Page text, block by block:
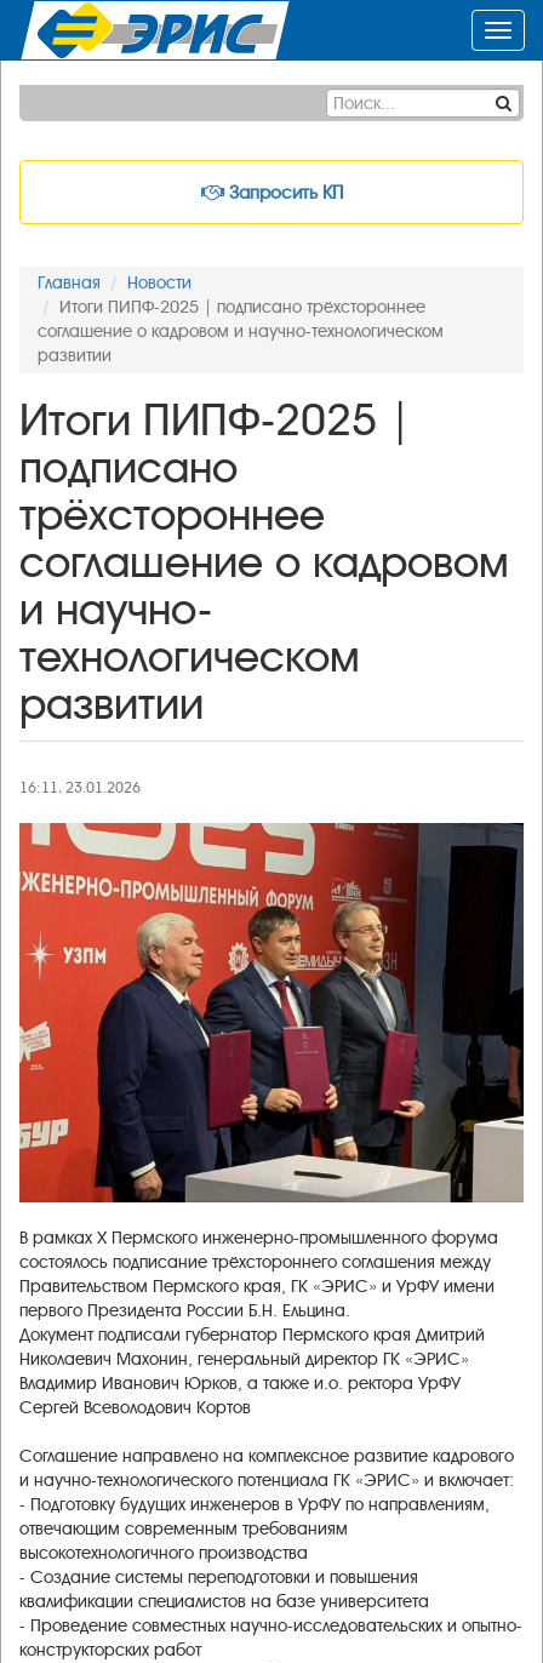
Запросить КП
Главная
Новости
Итоги ПИПФ-2025 | подписано трёхстороннее
соглашение о кадровом и научно-технологическом
развитии
Итоги ПИПФ-2025 |
подписано
трёхстороннее
соглашение о кадровом
и научно-
технологическом
развитии
16:11, 23.01.2026
В рамках X Пермского инженерно-промышленного форума
состоялось подписание трёхстороннего соглашения между
Правительством Пермского края, ГК «ЭРИС» и УрФУ имени
первого Президента России Б.Н. Ельцина.
Документ подписали губернатор Пермского края Дмитрий
Николаевич Махонин, генеральный директор ГК «ЭРИС»
Владимир Иванович Юрков, а также и.о. ректора УрФУ
Сергей Всеволодович Кортов
Соглашение направлено на комплексное развитие кадрового
и научно-технологического потенциала ГК «ЭРИС» и включает:
- Подготовку будущих инженеров в УрФУ по направлениям,
отвечающим современным требованиям
высокотехнологичного производства
- Создание системы переподготовки и повышения
квалификации специалистов на базе университета
- Проведение совместных научно-исследовательских и опытно-
конструкторских работ